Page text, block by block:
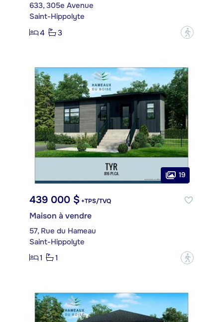
633, 305e Avenue
Saint-Hippolyte
4
3 ?
19
439 000 $ +TPS/TVQ
Maison à vendre
57, Rue du Hameau
Saint-Hippolyte
1
1 ?